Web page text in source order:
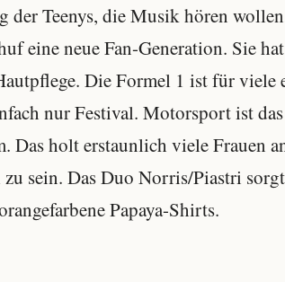
der Teenys, die Musik hören
eine neue Fan-Generation. Sie hat
Die Formel 1 ist für viele
nur Festival. Motorsport ist das
Das holt erstaunlich viele Frauen
sein. Das Duo Norris/Piastri sorgt
Papaya-Shirts.